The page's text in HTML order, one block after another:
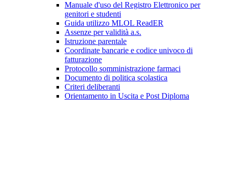
Manuale d'uso del Registro Elettronico per
genitori e studenti
Guida utilizzo MLOL ReadER
Assenze per validità a.s.
Istruzione parentale
Coordinate bancarie e codice univoco di
fatturazione
Protocollo somministrazione farmaci
Documento di politica scolastica
Criteri deliberanti
Orientamento in Uscita e Post Diploma